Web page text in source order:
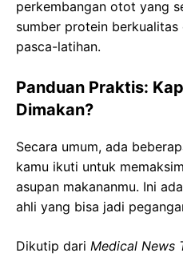
perkembangan otot yang
sumber protein berkualitas
pasca-latihan.
Panduan Praktis:
Dimakan?
Secara umum, ada
kamu ikuti untuk
asupan makananmu. Ini
ahli yang bisa jadi
Dikutip dari Medical News